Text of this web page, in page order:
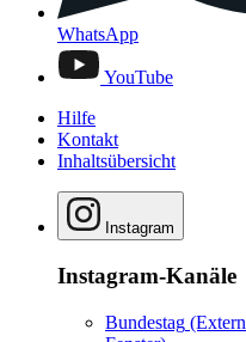
WhatsApp
YouTube
Hilfe
Kontakt
Inhaltsübersicht
Instagram
Instagram-Kanäle
Bundestag